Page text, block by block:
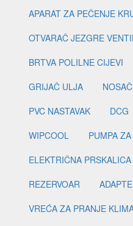
APARAT ZA PEČENJE
OTVARAČ JEZGRE
BRTVA POLILNE CIJEVI
GRIJAČ ULJA
PVC NASTAVAK
DCG
WIPCOOL
PUMPA
ELEKTRIČNA PRSKALICA
REZERVOAR
VREĆA ZA PRANJE